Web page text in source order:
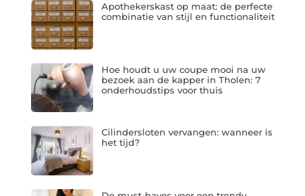
Apothekerskast op maat: de perfecte
combinatie van stijl en functionaliteit
Hoe houdt u uw coupe mooi na uw
bezoek aan de kapper in Tholen: 7
onderhoudstips voor thuis
Cilindersloten vervangen: wanneer is
het tijd?